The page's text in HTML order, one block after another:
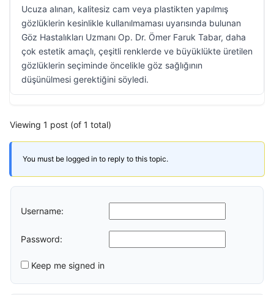
Ucuza alınan, kalitesiz cam veya plastikten yapılmış
gözlüklerin kesinlikle kullanılmaması uyarısında bulunan
Göz Hastalıkları Uzmanı Op. Dr. Ömer Faruk Tabar, daha
çok estetik amaçlı, çeşitli renklerde ve büyüklükte üretilen
gözlüklerin seçiminde öncelikle göz sağlığının
düşünülmesi gerektiğini söyledi.
Viewing 1 post (of 1 total)
You must be logged in to reply to this topic.
Username:
Password:
Keep me signed in